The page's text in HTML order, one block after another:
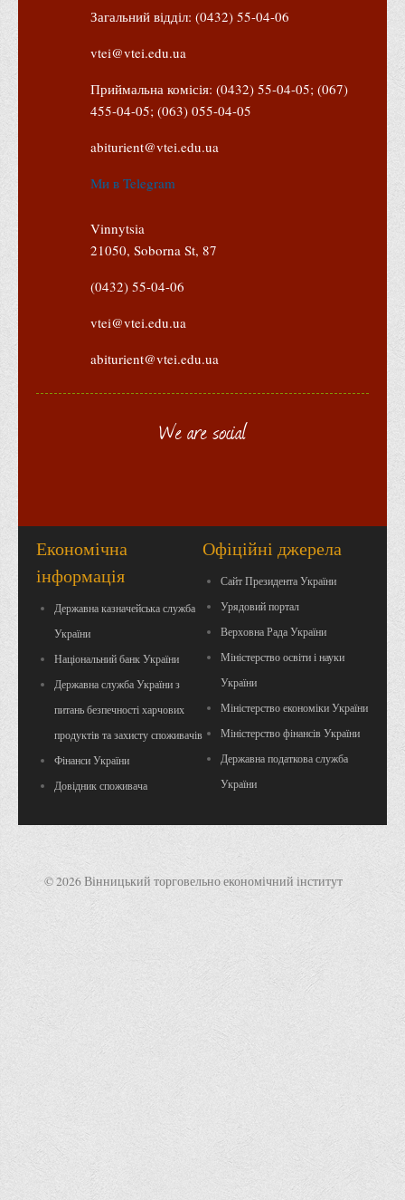
Загальний відділ: (0432) 55-04-06
vtei@vtei.edu.ua
Приймальна комісія: (0432) 55-04-05; (067)
455-04-05; (063) 055-04-05
abiturient@vtei.edu.ua
Ми в Telegram
Vinnytsia
21050, Soborna St, 87
(0432) 55-04-06
vtei@vtei.edu.ua
abiturient@vtei.edu.ua
We are social
Економічна
інформація
Державна казначейська служба
України
Національний банк України
Державна служба України з
питань безпечності харчових
продуктів та захисту споживачів
Фінанси України
Довідник споживача
Офіційні джерела
Сайт Президента України
Урядовий портал
Верховна Рада України
Міністерство освіти і науки
України
Міністерство економіки України
Міністерство фінансів України
Державна податкова служба
України
© 2026 Вінницький торговельно економічний інститут